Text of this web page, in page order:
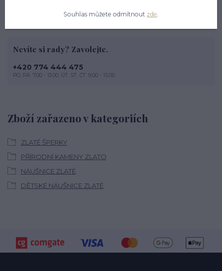
Zboží zařazeno v kategoriích
ZLATÉ ŠPERKY
PŘÍRODNÍ KAMENY ZLATO
NÁUŠNICE ZLATÉ
DĚTSKÉ NÁUŠNICE ZLATÉ
Nevíte si rady? Zavolejte.
+420 774 444 475
PO, PÁ: 7.00 - 13.00, ÚT, ST, ČT: 9.00 - 15.00
Souhlas můžete odmítnout zde